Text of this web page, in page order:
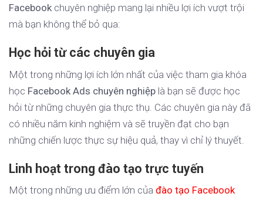
Facebook chuyên nghiệp mang lại nhiều lợi ích vượt trội
mà bạn không thể bỏ qua:
Học hỏi từ các chuyên gia
Một trong những lợi ích lớn nhất của việc tham gia khóa
học Facebook Ads chuyên nghiệp là bạn sẽ được học
hỏi từ những chuyên gia thực thụ. Các chuyên gia này đã
có nhiều năm kinh nghiệm và sẽ truyền đạt cho bạn
những chiến lược thực sự hiệu quả, thay vì chỉ lý thuyết.
Linh hoạt trong đào tạo trực tuyến
Một trong những ưu điểm lớn của đào tạo Facebook